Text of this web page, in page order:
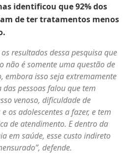
identificou que 92% dos
de ter tratamentos menos
resultados dessa pesquisa que
não é somente uma questão de
embora isso seja extremamente
pessoas falou que tem
venoso, dificuldade de
os adolescentes a fazer, e tem
de atendimento. E dentro da
em saúde, esse custo indireto
defende.